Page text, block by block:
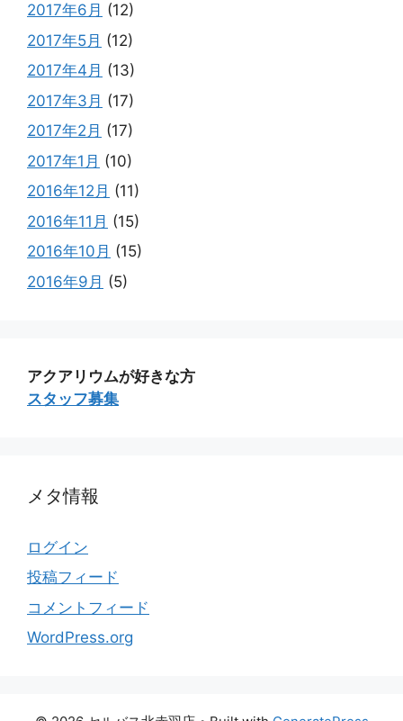
2017年6月 (12)
2017年5月 (12)
2017年4月 (13)
2017年3月 (17)
2017年2月 (17)
2017年1月 (10)
2016年12月 (11)
2016年11月 (15)
2016年10月 (15)
2016年9月 (5)
アクアリウムが好きな方
スタッフ募集
メタ情報
ログイン
投稿フィード
コメントフィード
WordPress.org